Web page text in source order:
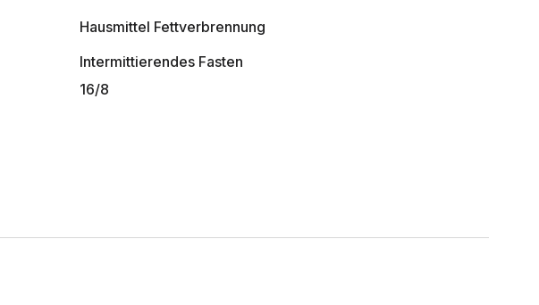
Hausmittel Fettverbrennung
Intermittierendes Fasten
16/8